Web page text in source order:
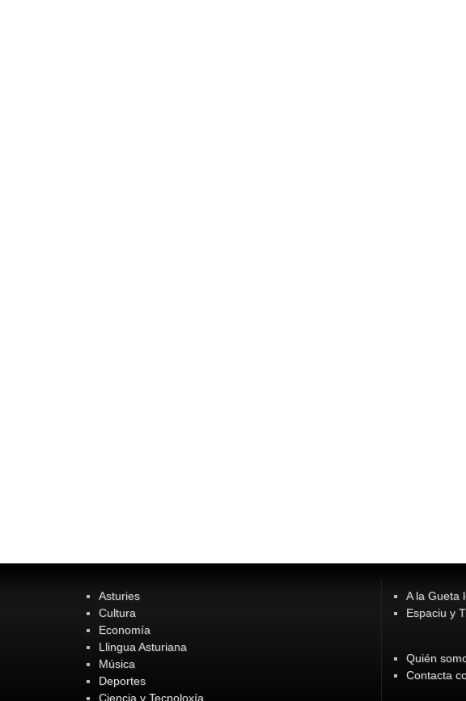
Asturies
Cultura
Economía
Llingua Asturiana
Música
Deportes
Ciencia y Tecnoloxía
A la Gueta
Espaciu y
Quién
Contacta